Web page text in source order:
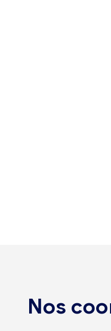
Nos